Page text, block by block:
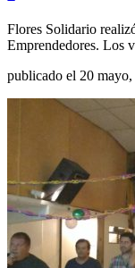
Flores Solidario
Emprendedores. Los
publicado el 20